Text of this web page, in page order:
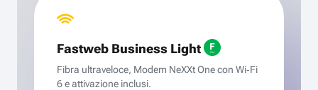
Fastweb Business Light
Fibra ultraveloce, Modem NeXXt One con Wi‑Fi
6 e attivazione inclusi.